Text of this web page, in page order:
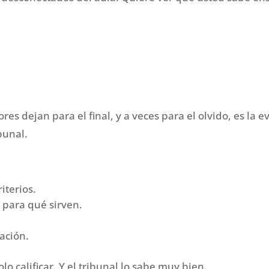
dejan para el final, y a veces para el olvido, es la
qué sirven.